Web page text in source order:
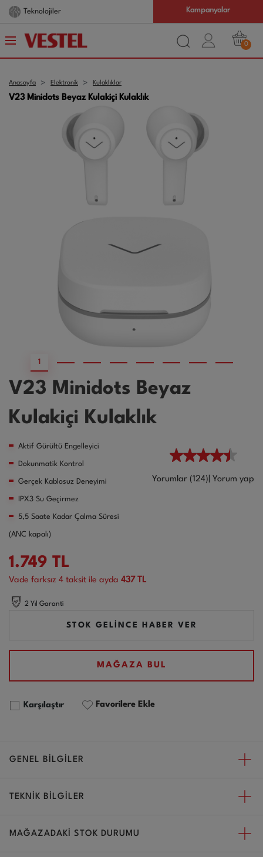
Teknolojiler Kampanyalar
0
Anasayfa Elektronik Kulaklıklar
V23 Minidots Beyaz Kulakiçi Kulaklık
1
V23 Minidots Beyaz
Kulakiçi Kulaklık
Aktif Gürültü Engelleyici
Dokunmatik Kontrol
Gerçek Kablosuz Deneyimi
IPX3 Su Geçirmez
5,5 Saate Kadar Çalma Süresi
(ANC kapalı)
Yorumlar (124) Yorum yap
1.749 TL
Vade farksız 4 taksit ile ayda 437 TL
2 Yıl Garanti
STOK GELİNCE HABER VER
MAĞAZA BUL
Karşılaştır Favorilere Ekle
GENEL BİLGİLER
TEKNİK BİLGİLER
MAĞAZADAKİ STOK DURUMU